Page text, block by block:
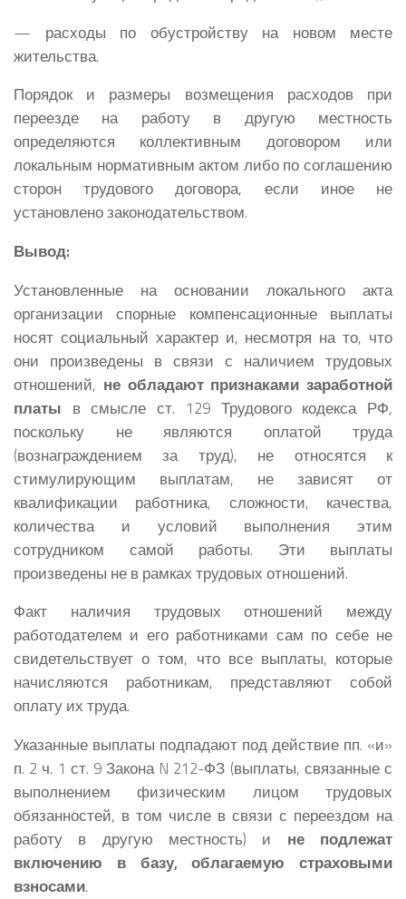
— расходы по обустройству на новом месте
жительства.
Порядок и размеры возмещения расходов при
переезде на работу в другую местность
определяются коллективным договором или
локальным нормативным актом либо по соглашению
сторон трудового договора, если иное не
установлено законодательством.
Вывод:
Установленные на основании локального акта
организации спорные компенсационные выплаты
носят социальный характер и, несмотря на то, что
они произведены в связи с наличием трудовых
отношений, не обладают признаками заработной
платы в смысле ст. 129 Трудового кодекса РФ,
поскольку не являются оплатой труда
(вознаграждением за труд), не относятся к
стимулирующим выплатам, не зависят от
квалификации работника, сложности, качества,
количества и условий выполнения этим
сотрудником самой работы. Эти выплаты
произведены не в рамках трудовых отношений.
Факт наличия трудовых отношений между
работодателем и его работниками сам по себе не
свидетельствует о том, что все выплаты, которые
начисляются работникам, представляют собой
оплату их труда.
Указанные выплаты подпадают под действие пп. «и»
п. 2 ч. 1 ст. 9 Закона N 212-ФЗ (выплаты, связанные с
выполнением физическим лицом трудовых
обязанностей, в том числе в связи с переездом на
работу в другую местность) и не подлежат
включению в базу, облагаемую страховыми
взносами.